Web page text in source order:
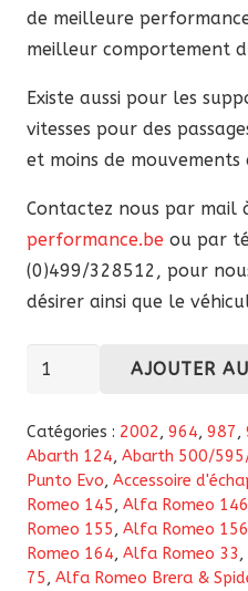
de meilleure
meilleur comportement
Existe aussi pour les
vitesses pour des
et moins de mouvements
Contactez nous par mail
performance.be ou par
(0)499/328512, pour
désirer ainsi que le
quantité
-10%
de
remise
sur
toute
la
AJOUTER
Catégories : 2002, 964, 987,
Abarth 124, Abarth 500/
Punto Evo, Accessoire
Romeo 145, Alfa Romeo 146
Romeo 155, Alfa Romeo 156
Romeo 164, Alfa Romeo 33,
75, Alfa Romeo Brera &